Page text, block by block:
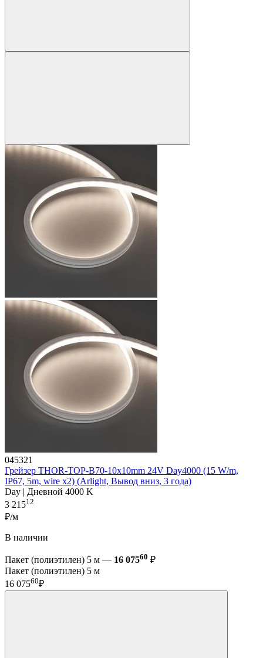
045321
Грейзер THOR-TOP-B70-10x10mm 24V Day4000 (15 W/m,
IP67, 5m, wire x2) (Arlight, Вывод вниз, 3 года)
Day | Дневной 4000 K
3 21512
₽/м
В наличии
Пакет (полиэтилен) 5 м — 16 07560 ₽
Пакет (полиэтилен) 5 м
16 07560₽